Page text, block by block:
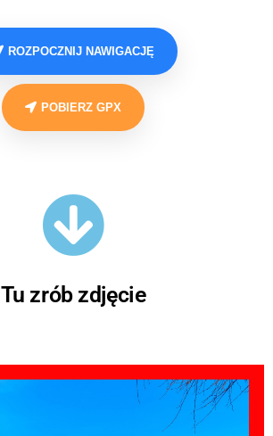
ROZPOCZNIJ NAWIGACJĘ
POBIERZ GPX
Tu zrób zdjęcie